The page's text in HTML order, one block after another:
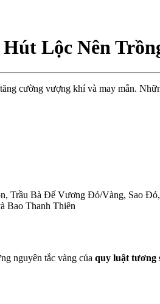
Lộc Nên
cường vượng khí và may mắn.
Trầu Bà Đế Vương Đỏ/Vàng, Sao
Bao Thanh Thiên
nguyên tắc vàng của quy luật tương